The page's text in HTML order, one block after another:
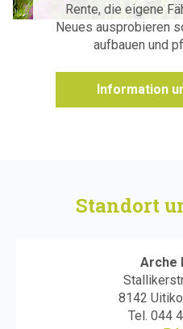
Rente, die eigene
Neues ausprobieren
aufbauen und
Information
Standort
Arche
8142
Tel. 044